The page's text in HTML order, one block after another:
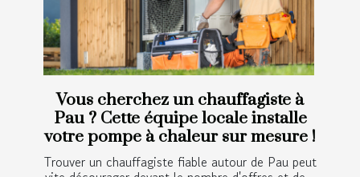
Vous cherchez un chauffagiste à
Pau ? Cette équipe locale installe
votre pompe à chaleur sur mesure !
Trouver un chauffagiste fiable autour de Pau peut